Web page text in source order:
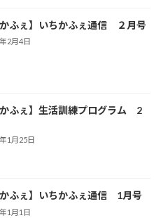
かふぇ】いちかふぇ通信 ２月号
2月4日
かふぇ】生活訓練プログラム 2
1月25日
かふぇ】いちかふぇ通信 1月号
1月1日